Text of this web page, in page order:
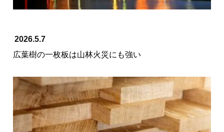
2026.5.7
広葉樹の一枚板は山林火災にも強い